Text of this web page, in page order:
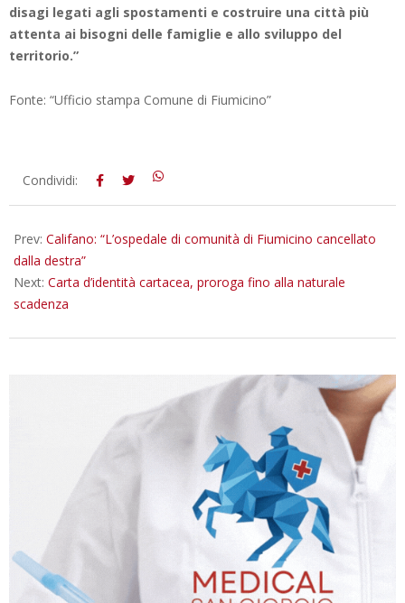
disagi legati agli spostamenti e costruire una città più
attenta ai bisogni delle famiglie e allo sviluppo del
territorio.”
Fonte: “Ufficio stampa Comune di Fiumicino”
2026-
Condividi:
Prev: Califano: “L’ospedale di comunità di Fiumicino cancellato
dalla destra”
Next: Carta d’identità cartacea, proroga fino alla naturale
scadenza